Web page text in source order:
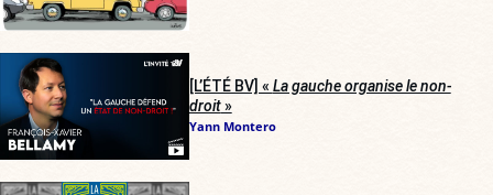
[L’ÉTÉ BV] « La gauche organise le non-
droit»
Yann Montero